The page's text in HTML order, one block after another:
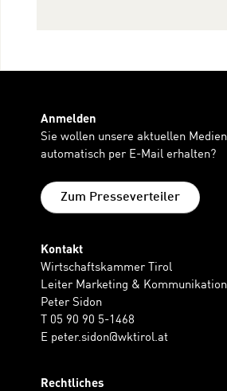
Anmelden
Sie wollen unsere aktuellen
automatisch per E-Mail erhalten?
Zum Presseverteiler
Kontakt
Wirtschaftskammer Tirol
Leiter Marketing & Kommunikation
Peter Sidon
T 05 90 90 5-1468
E peter.sidon@wktirol.at
Rechtliches